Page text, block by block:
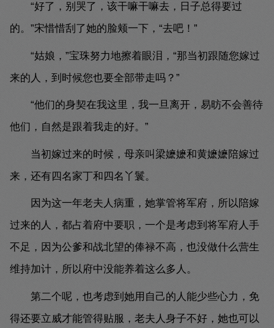
“好了，别哭了，该干嘛干嘛去，日子总得要过
的。”宋惜惜刮了她的脸颊一下，“去吧！”
“姑娘，”宝珠努力地擦着眼泪，“那当初跟随您嫁过
来的人，到时候您也要全部带走吗？”
“他们的身契在我这里，我一旦离开，易昉不会善待
他们，自然是跟着我走的好。”
当初嫁过来的时候，母亲叫梁嬷嬷和黄嬷嬷陪嫁过
来，还有四名家丁和四名丫鬟。
因为这一年老夫人病重，她掌管将军府，所以陪嫁
过来的人，都占着府中要职，一个是考虑到将军府人手
不足，因为公爹和战北望的俸禄不高，也没做什么营生
维持加计，所以府中没能养着这么多人。
第二个呢，也考虑到她用自己的人能少些心力，免
得还要立威才能管得贴服，老夫人身子不好，她也可以